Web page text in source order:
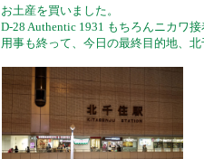
お土産を買いました。
D-28 Authentic 1931 もちろんニカワ
用事も終って、今日の最終目的地、